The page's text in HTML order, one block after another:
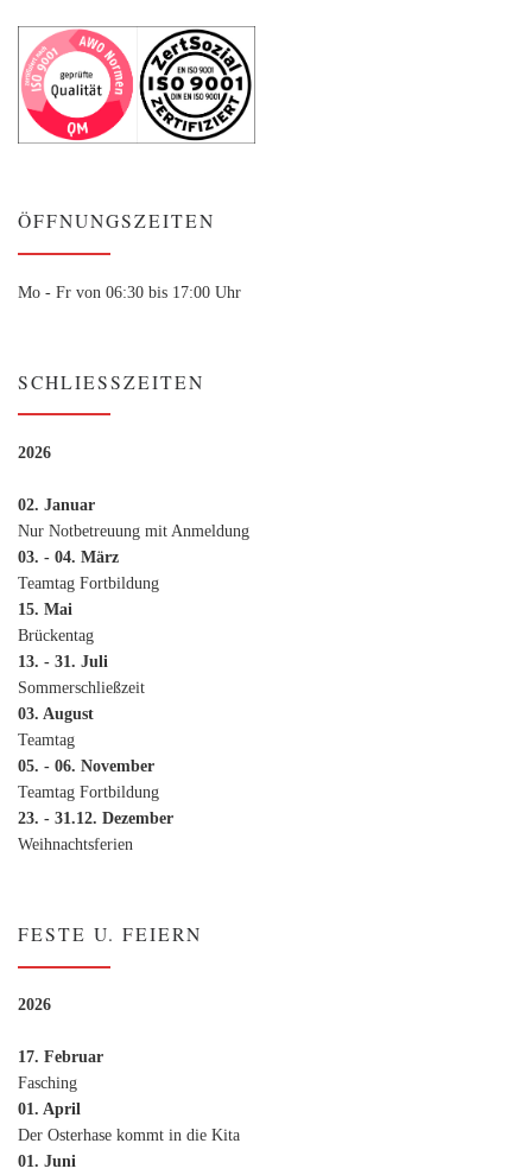
ÖFFNUNGSZEITEN
Mo - Fr von 06:30 bis 17:00 Uhr
SCHLIESSZEITEN
2026
02. Januar
Nur Notbetreuung mit Anmeldung
03. - 04. März
Teamtag Fortbildung
15. Mai
Brückentag
13. - 31. Juli
Sommerschließzeit
03. August
Teamtag
05. - 06. November
Teamtag Fortbildung
23. - 31.12. Dezember
Weihnachtsferien
FESTE U. FEIERN
2026
17. Februar
Fasching
01. April
Der Osterhase kommt in die Kita
01. Juni